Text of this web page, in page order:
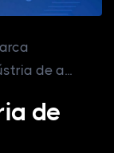
de a...
de